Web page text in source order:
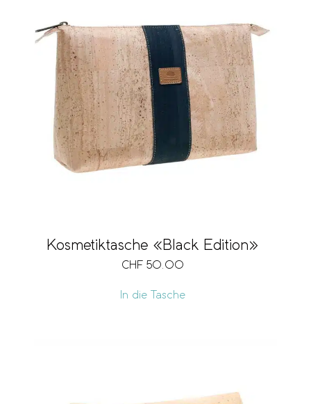
Kosmetiktasche «Black Edition»
CHF 50.00
In die Tasche